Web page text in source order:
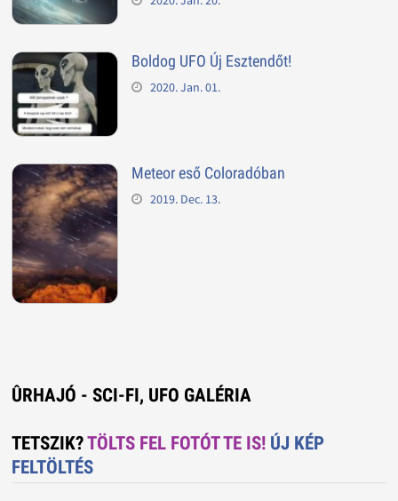
Boldog UFO Új Esztendőt!
2020. Jan. 01.
Meteor eső Coloradóban
2019. Dec. 13.
ÛRHAJÓ - SCI-FI, UFO GALÉRIA
TETSZIK?TÖLTS FEL FOTÓT TE IS! ÚJ KÉP
FELTÖLTÉS